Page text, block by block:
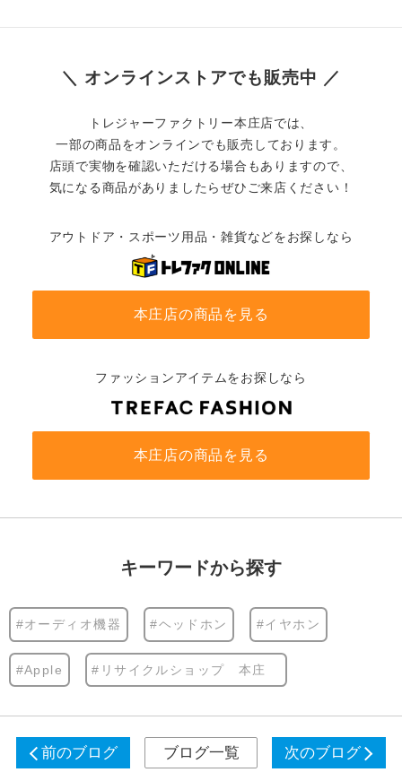
＼ オンラインストアでも販売中 ／
トレジャーファクトリー本庄店では、
一部の商品をオンラインでも販売しております。
店頭で実物を確認いただける場合もありますので、
気になる商品がありましたらぜひご来店ください！
アウトドア・スポーツ用品・雑貨などをお探しなら
本庄店の商品を見る
ファッションアイテムをお探しなら
本庄店の商品を見る
キーワードから探す
#オーディオ機器 #ヘッドホン #イヤホン
#Apple #リサイクルショップ 本庄
前のブログ ブログ一覧 次のブログ